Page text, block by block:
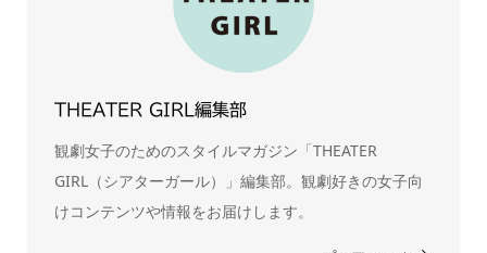
THEATER GIRL編集部
観劇女子のためのスタイルマガジン「THEATER
GIRL（シアターガール）」編集部。観劇好きの女子向
けコンテンツや情報をお届けします。